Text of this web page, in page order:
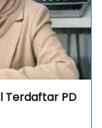
Terdaftar PD